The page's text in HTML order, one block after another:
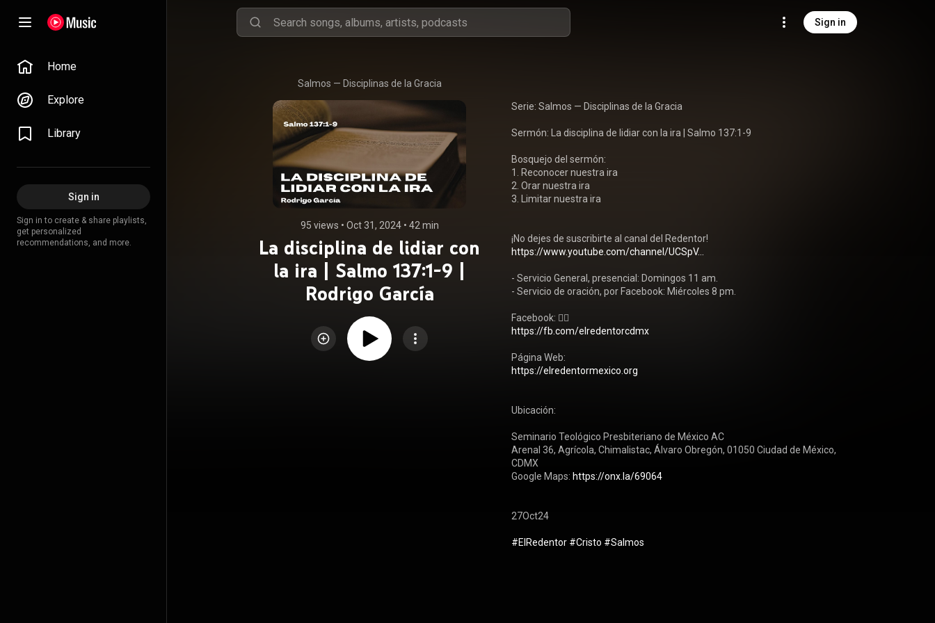
Sign in
Home
Explore
Library
Sign in
Sign in to create & share playlists,
get personalized
recommendations, and more.
Salmos — Disciplinas de la Gracia
95 views • Oct 31, 2024 • 42 min
La disciplina de lidiar con
la ira | Salmo 137:1-9 |
Rodrigo García
Serie: Salmos — Disciplinas de la Gracia
Sermón: La disciplina de lidiar con la ira | Salmo 137:1-9
Bosquejo del sermón:
1. Reconocer nuestra ira
2. Orar nuestra ira
3. Limitar nuestra ira
https://www.youtube.com/channel/UCSpV...
- Servicio General, presencial: Domingos 11 am.
- Servicio de oración, por Facebook: Miércoles 8 pm.
https://fb.com/elredentorcdmx
https://elredentormexico.org
Ubicación:
Seminario Teológico Presbiteriano de México AC
Arenal 36, Agrícola, Chimalistac, Álvaro Obregón, 01050 Ciudad de México,
CDMX
Google Maps: https://onx.la/69064
27Oct24
#ElRedentor #Cristo #Salmos